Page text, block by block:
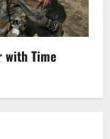
with Time